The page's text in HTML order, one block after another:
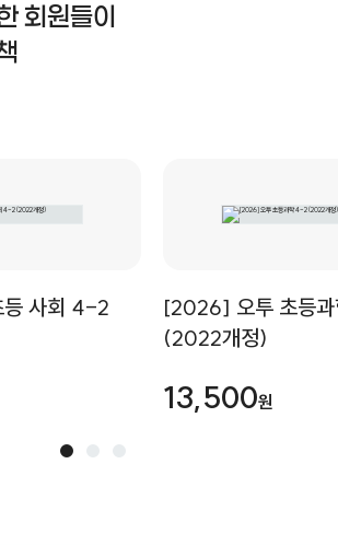
회원들이
사회 4-2
[2026] 오투 초등
(2022개정)
13,500원